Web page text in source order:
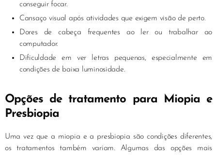
conseguir focar.
Cansaço visual após atividades que exigem visão de perto.
Dores de cabeça frequentes ao ler ou trabalhar ao
computador.
Dificuldade em ver letras pequenas, especialmente em
condições de baixa luminosidade.
Opções de tratamento para Miopia e
Presbiopia
Uma vez que a miopia e a presbiopia são condições diferentes,
os tratamentos também variam. Algumas das opções mais